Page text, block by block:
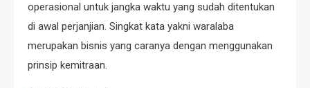
operasional untuk jangka waktu yang sudah ditentukan
di awal perjanjian. Singkat kata yakni waralaba
merupakan bisnis yang caranya dengan menggunakan
prinsip kemitraan.